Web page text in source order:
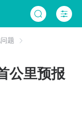
题
公里预报